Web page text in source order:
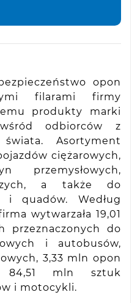
opon
filarami firmy
produkty marki
odbiorców z
Asortyment
ciężarowych,
przemysłowych,
a także do
i quadów. Według
wytwarzała 19,01
przeznaczonych do
i autobusów,
3,33 mln opon
84,51 mln sztuk
i motocykli.